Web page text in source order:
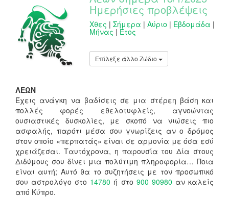
Ημερήσιες προβλέψεις
Χθες | Σήμερα | Αύριο | Εβδομάδα |
Μήνας | Έτος
Επίλεξε άλλο Ζώδιο
ΛΕΩΝ
Έχεις ανάγκη να βαδίσεις σε μια στέρεη βάση και
πολλές φορές εθελοτυφλείς, αγνοώντας
ουσιαστικές δυσκολίες, με σκοπό να νιώσεις πιο
ασφαλής, παρότι μέσα σου γνωρίζεις αν ο δρόμος
στον οποίο «περπατάς» είναι σε αρμονία με όσα εσύ
χρειάζεσαι. Ταυτόχρονα, η παρουσία του Δία στους
Διδύμους σου δίνει μια πολύτιμη πληροφορία… Ποια
είναι αυτή; Αυτό θα το συζητήσεις με τον προσωπικό
σου αστρολόγο στο 14780 ή στο 900 90980 αν καλείς
από Κύπρο.